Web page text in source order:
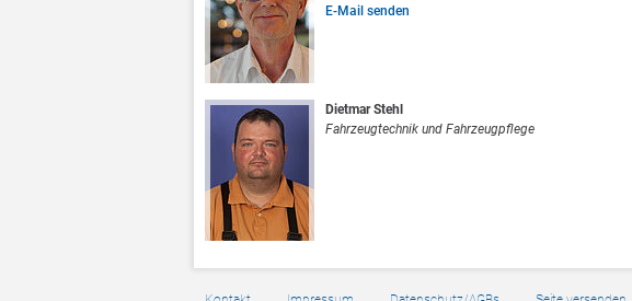
E-Mail senden
Dietmar Stehl
Fahrzeugtechnik und Fahrzeugpflege